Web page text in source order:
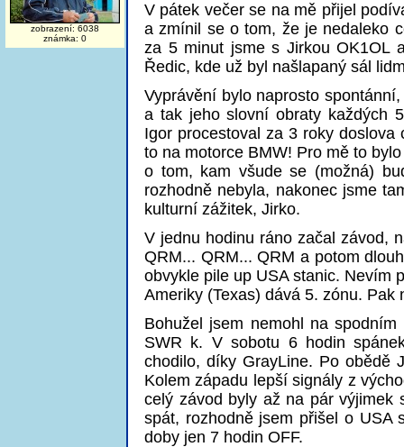
zobrazení: 6038
známka: 0
V pátek večer se na mě přijel
a zmínil se o tom, že je nedaleko
za 5 minut jsme s Jirkou OK1OL
Ředic, kde už byl našlapaný sál
Vyprávění bylo naprosto
a tak jeho slovní obraty každých
Igor procestoval za 3 roky
to na motorce BMW! Pro mě to
o tom, kam všude se (možná)
rozhodně nebyla, nakonec jsme
kulturní zážitek, Jirko.
V jednu hodinu ráno začal závod,
QRM... QRM... QRM a potom
obvykle pile up USA stanic. Nevím
Ameriky (Texas) dává 5. zónu. Pak
Bohužel jsem nemohl na
SWR k. V sobotu 6 hodin
chodilo, díky GrayLine. Po obědě
Kolem západu lepší signály z
celý závod byly až na pár výjimek
spát, rozhodně jsem přišel o USA
doby jen 7 hodin OFF.